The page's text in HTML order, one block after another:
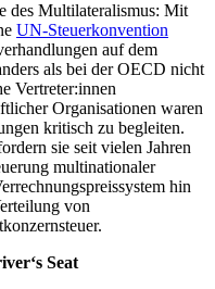
des Multilateralismus: Mit
UN-Steuerkonvention
auf dem
als bei der OECD nicht
Vertreter:innen
Organisationen waren
kritisch zu begleiten.
sie seit vielen Jahren
multinationaler
hin
von
Seat